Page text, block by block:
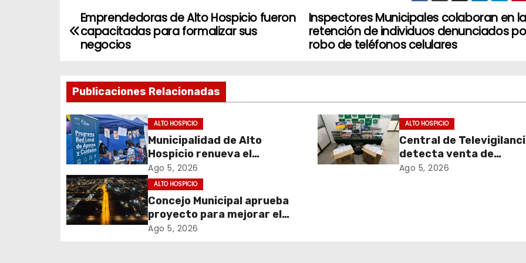
N
e
g
a
c
i
ó
Inspectores Municipales colaboran en la
retención de individuos denunciados
robo de teléfonos celulares
Emprendedoras de Alto Hospicio fueron
capacitadas para formalizar sus
negocios
Publicaciones Relacionadas
ALTO HOSPICIO
Municipalidad de Alto
Hospicio renueva el
Programa Red Local de
Apoyos y Cuidados
Ago 5, 2026
ALTO HOSPICIO
Central de
detecta venta de
cigarrillos de
Ago 5, 2026
ALTO HOSPICIO
Concejo Municipal aprueba
proyecto para mejorar el
alumbrado público del
Ago 5, 2026